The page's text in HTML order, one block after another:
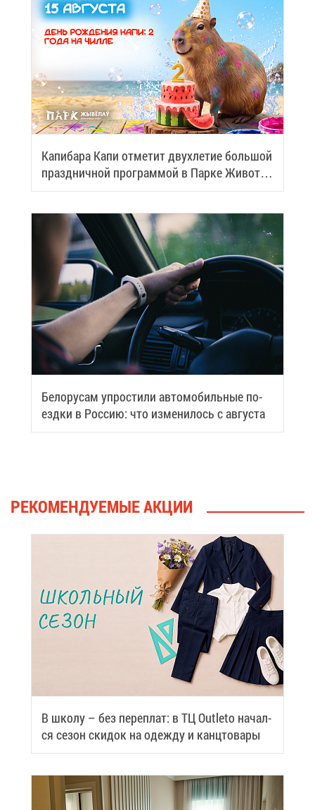
Ка­пи­ба­ра Ка­пи от­ме­тит двух­ле­тие боль­шой
празд­нич­ной про­грам­мой в Пар­ке Жи­вот­
ных
Бе­ло­ру­сам упро­сти­ли ав­то­мо­биль­ные по­
езд­ки в Рос­сию: что из­ме­ни­лось с ав­гу­ста
РЕ­КО­МЕН­ДУ­Е­МЫЕ АК­ЦИИ
В шко­лу – без пе­ре­плат: в ТЦ Outleto на­чал­
ся се­зон ски­док на одеж­ду и канц­то­ва­ры